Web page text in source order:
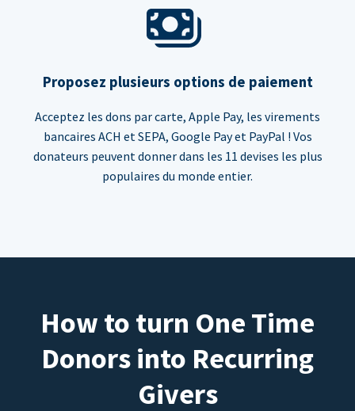
Proposez plusieurs options de paiement
Acceptez les dons par carte, Apple Pay, les virements
bancaires ACH et SEPA, Google Pay et PayPal ! Vos
donateurs peuvent donner dans les 11 devises les plus
populaires du monde entier.
How to turn One Time
Donors into Recurring
Givers